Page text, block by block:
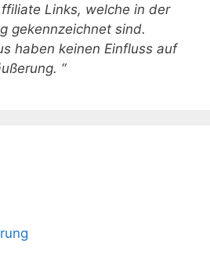
Links, welche in der
gekennzeichnet sind.
haben keinen Einfluss auf
“